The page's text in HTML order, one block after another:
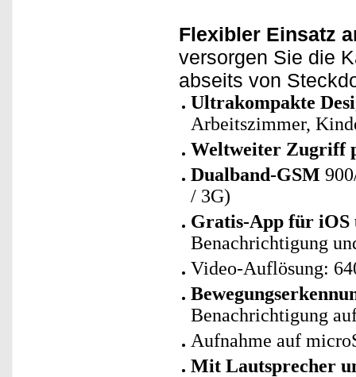
Flexibler Einsatz
versorgen Sie die
abseits von
Ultrakompakte
Arbeitszimmer,
Weltweiter Zugriff
Dualband-GSM
/ 3G)
Gratis-App für iOS
Benachrichtigung
Video-Auflösung:
Benachrichtigung
Aufnahme auf
Mit Lautsprecher